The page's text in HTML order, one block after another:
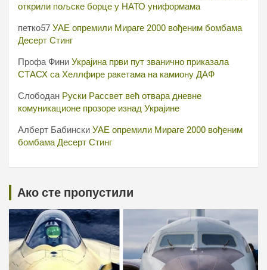
открили пољске борце у НАТО униформама
петко57 УАЕ опремили Мираге 2000 вођеним бомбама
Десерт Стинг
Профа Фини Украјина први пут званично приказала
СТАСХ са Хеллфире ракетама на камиону ДАФ
Слободан Руски Рассвет већ отвара дневне
комуникационе прозоре изнад Украјине
Алберт Бабински УАЕ опремили Мираге 2000 вођеним
бомбама Десерт Стинг
Ако сте пропустили